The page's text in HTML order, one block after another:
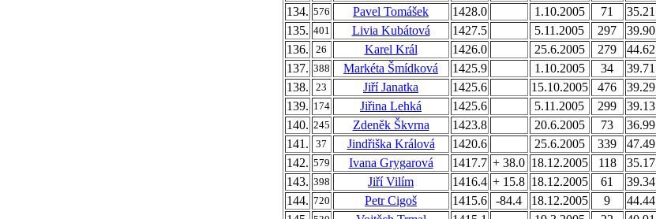
134. 576 Pavel Tomášek 1428.0 1.10.2005 71 35.21
135. 401 Livia Kubátová 1427.5 5.11.2005 297 39.90
136.
26 Karel Král 1426.0 25.6.2005 279 44.62
137. 388 Markéta Šmídková 1425.9 1.10.2005 34 39.71
138.
23 Jiří Janatka 1425.6 15.10.2005 476 39.29
139. 174 Jiřina Lehká 1425.6 5.11.2005 299 39.13
140. 245 Zdeněk Škvrna 1423.8 20.6.2005 73 36.99
141.
37 Jindřiška Králová 1420.6 25.6.2005 339 47.49
142. 579 Ivana Grygarová 1417.7 + 38.0 18.12.2005 118 35.17
143. 398 Jiří Vilím 1416.4 + 15.8 18.12.2005 61 39.34
144. 720 Petr Cigoš 1415.6 -84.4 18.12.2005 9
44.44